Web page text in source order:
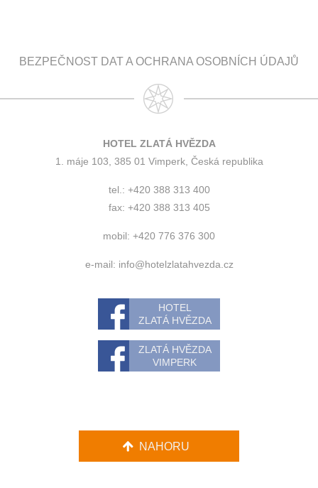
BEZPEČNOST DAT A OCHRANA OSOBNÍCH ÚDAJŮ
HOTEL ZLATÁ HVĚZDA
1. máje 103, 385 01 Vimperk, Česká republika
tel.: +420 388 313 400
fax: +420 388 313 405
mobil: +420 776 376 300
e-mail: info@hotelzlatahvezda.cz
HOTEL
ZLATÁ HVĚZDA
ZLATÁ HVĚZDA
VIMPERK
NAHORU